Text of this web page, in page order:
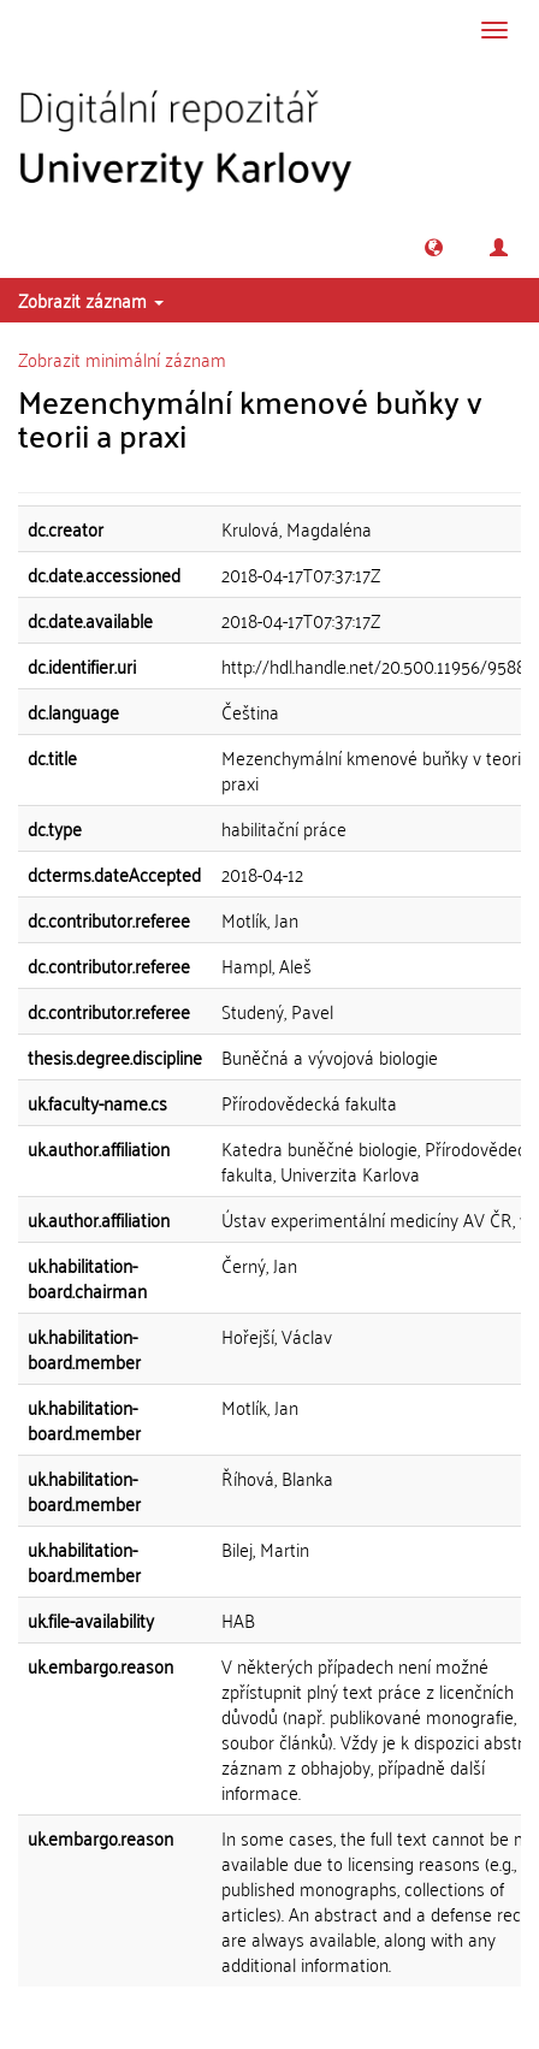
Zobrazit záznam
Zobrazit minimální záznam
Mezenchymální kmenové buňky v
teorii a praxi
dc.creator
Krulová, Magdaléna
dc.date.accessioned
2018-04-17T07:37:17Z
dc.date.available
2018-04-17T07:37:17Z
dc.identifier.uri
http://hdl.handle.net/20.500.11956/95885
dc.language
Čeština
dc.title
Mezenchymální kmenové buňky v teorii a
praxi
dc.type
habilitační práce
dcterms.dateAccepted
2018-04-12
dc.contributor.referee
Motlík, Jan
dc.contributor.referee
Hampl, Aleš
dc.contributor.referee
Studený, Pavel
thesis.degree.discipline
Buněčná a vývojová biologie
uk.faculty-name.cs
Přírodovědecká fakulta
uk.author.affiliation
Katedra buněčné biologie,
fakulta, Univerzita Karlova
uk.author.affiliation
Ústav experimentální medicíny AV ČR,
uk.habilitation-
board.chairman
Černý, Jan
uk.habilitation-
board.member
Hořejší, Václav
uk.habilitation-
board.member
Motlík, Jan
uk.habilitation-
board.member
Říhová, Blanka
uk.habilitation-
board.member
Bilej, Martin
uk.file-availability
HAB
uk.embargo.reason
V některých případech není možné
zpřístupnit plný text práce z licenčních
důvodů (např. publikované monografie,
soubor článků). Vždy je k dispozici
záznam z obhajoby, případně další
informace.
uk.embargo.reason
In some cases, the full text cannot be
available due to licensing reasons (e.g.,
published monographs, collections of
articles). An abstract and a defense
are always available, along with any
additional information.